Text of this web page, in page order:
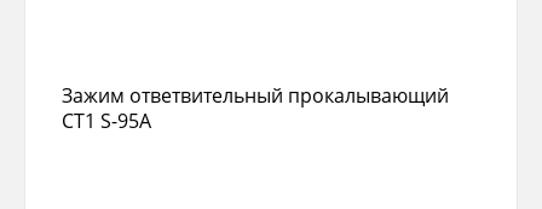
Зажим ответвительный прокалывающий
СТ1 S-95A